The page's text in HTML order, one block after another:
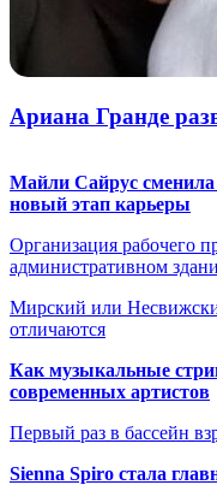
Ариана Гранде
Майли Сайрус
новый этап карьеры
Организация рабочего
административном
Мирский или
отличаются
Как музыкальные
современных артистов
Первый раз в бассейн
Sienna Spiro стала